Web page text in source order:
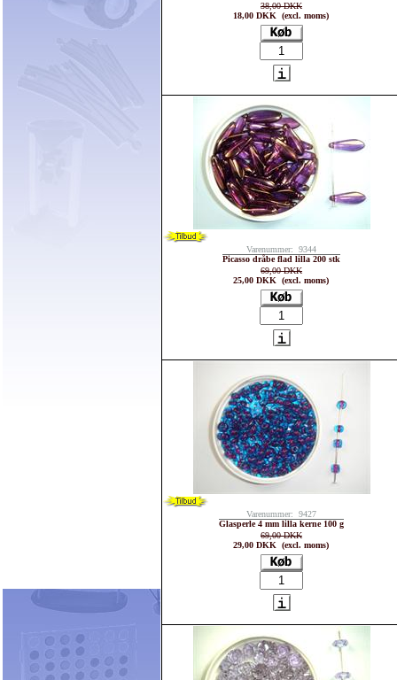
38,00 DKK
18,00 DKK (excl. moms)
Varenummer: 9344
Picasso dråbe flad lilla 200 stk
69,00 DKK
25,00 DKK (excl. moms)
Varenummer: 9427
Glasperle 4 mm lilla kerne 100 g
69,00 DKK
29,00 DKK (excl. moms)